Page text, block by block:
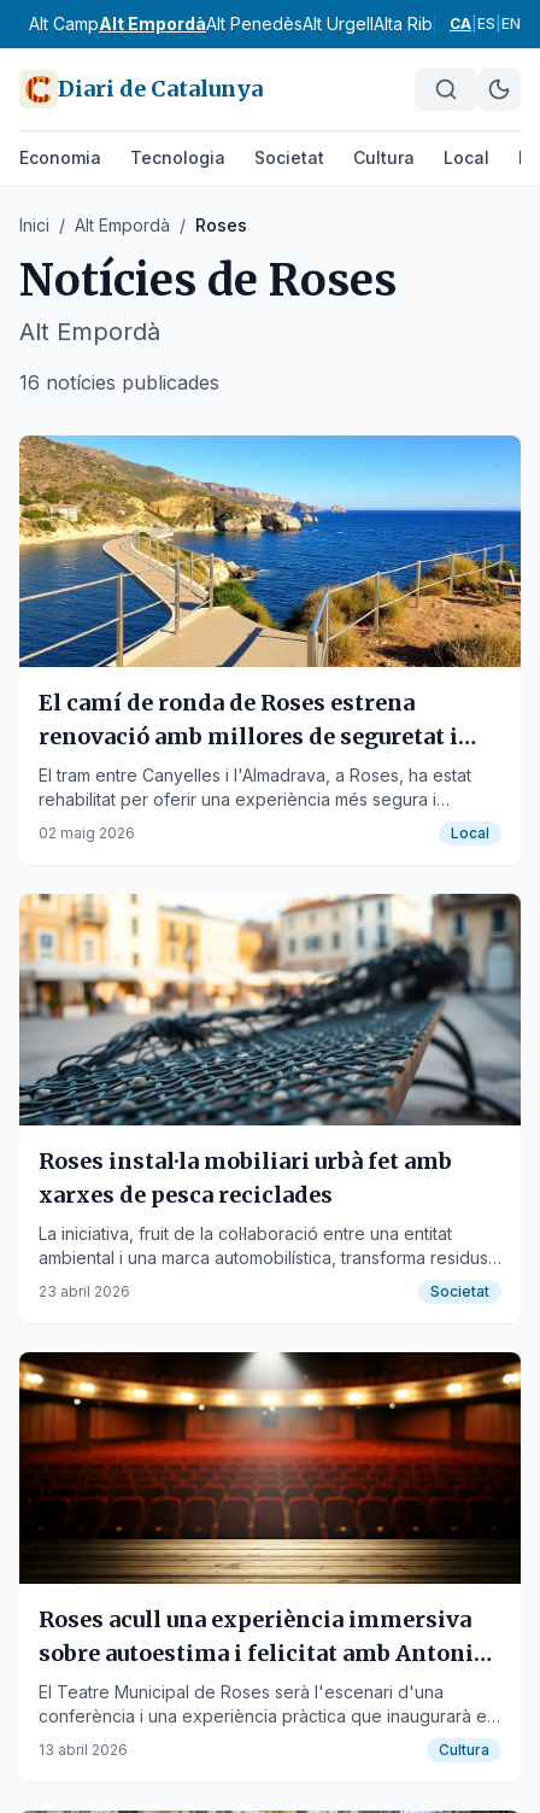
Alt CampAlt EmpordàAlt PenedèsAlt UrgellAlta RibagorçaAnoia
CA ES EN
Diari de Catalunya
Economia Tecnologia Societat Cultura Local
Inici / Alt Empordà / Roses
Notícies de Roses
Alt Empordà
16 notícies publicades
El camí de ronda de Roses estrena
renovació amb millores de seguretat i
accessibilitat
El tram entre Canyelles i l'Almadrava, a Roses, ha estat
rehabilitat per oferir una experiència més segura i
agradable a veïns i turistes.
02 maig 2026 Local
Roses instal·la mobiliari urbà fet amb
xarxes de pesca reciclades
La iniciativa, fruit de la col·laboració entre una entitat
ambiental i una marca automobilística, transforma residus
marins en bancs i papereres per a la plaça Catalunya.
23 abril 2026 Societat
Roses acull una experiència immersiva
sobre autoestima i felicitat amb Antoni
Bolinches
El Teatre Municipal de Roses serà l'escenari d'una
conferència i una experiència pràctica que inaugurarà el
cicle de benestar Dedins.
13 abril 2026 Cultura